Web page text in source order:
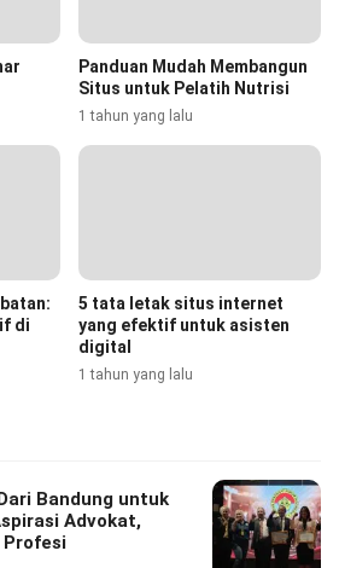
Panduan Mudah Membangun
Situs untuk Pelatih Nutrisi
1 tahun yang lalu
di
5 tata letak situs internet
yang efektif untuk asisten
digital
1 tahun yang lalu
Bandung untuk
Advokat,
Profesi